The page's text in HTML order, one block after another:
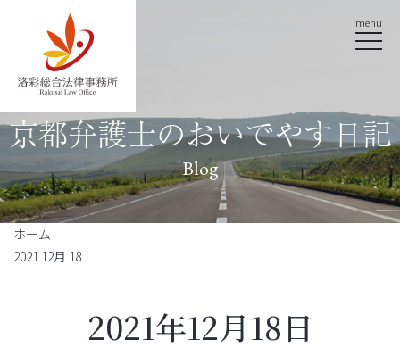
menu
京都弁護士のおいでやす日記
Blog
ホーム
2021 12月 18
2021年12月18日